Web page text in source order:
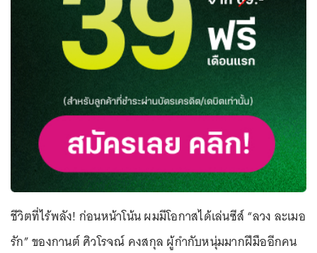
ชีวิตที่ไร้พลัง! ก่อนหน้าโน้น ผมมีโอกาสได้เล่นซีส์ “ลวง ละเมอ
รัก” ของกานต์ ศิวโรจณ์ คงสกุล ผู้กำกับหนุ่มมากฝีมืออีกคน